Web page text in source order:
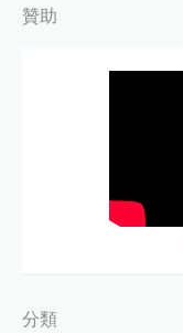
贊助
分類